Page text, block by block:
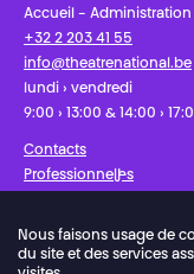
Accueil - Administration
+32 2 203 41 55
info@theatrenational.be
lundi › vendredi
9:00 › 13:00 & 14:00 ›
Contacts
Professionnel·les
FacebookInstagramAbonnez-
Nous faisons usage de
du site et des services